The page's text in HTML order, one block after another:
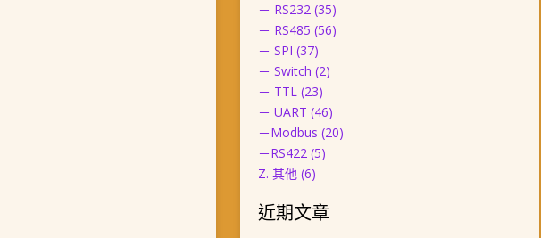
－ RS232 (35)
－ RS485 (56)
－ SPI (37)
－ Switch (2)
－ TTL (23)
－ UART (46)
－Modbus (20)
－RS422 (5)
Z. 其他 (6)
近期文章